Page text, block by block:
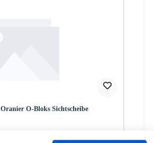
Oranier O-Bloks Sichtscheibe